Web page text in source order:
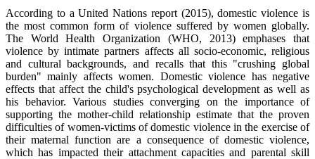
According to a United Nations report (2015), domestic violence is
the most common form of violence suffered by women globally.
The World Health Organization (WHO, 2013) emphases that
violence by intimate partners affects all socio-economic, religious
and cultural backgrounds, and recalls that this "crushing global
burden" mainly affects women. Domestic violence has negative
effects that affect the child's psychological development as well as
his behavior. Various studies converging on the importance of
supporting the mother-child relationship estimate that the proven
difficulties of women-victims of domestic violence in the exercise of
their maternal function are a consequence of domestic violence,
which has impacted their attachment capacities and parental skill